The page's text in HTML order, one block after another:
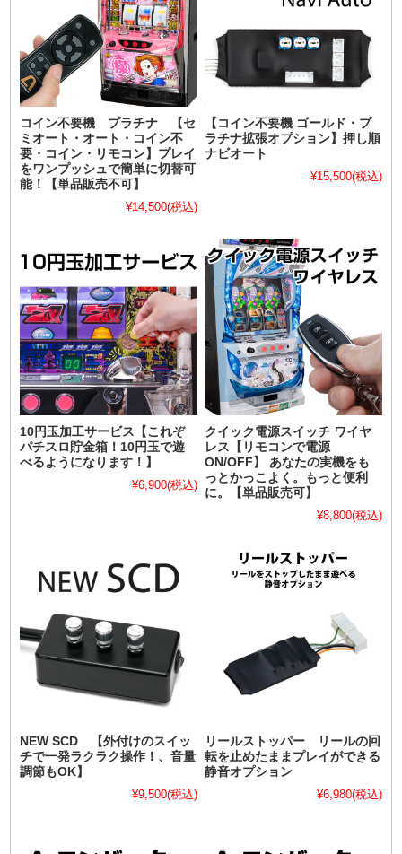
コイン不要機 プラチナ 【セ
ミオート・オート・コイン不
要・コイン・リモコン】プレイ
をワンプッシュで簡単に切替可
能！【単品販売不可】
¥14,500(税込)
【コイン不要機 ゴールド・プ
ラチナ拡張オプション】押し順
ナビオート
¥15,500(税込)
10円玉加工サービス【これぞ
パチスロ貯金箱！10円玉で遊
べるようになります！】
¥6,900(税込)
クイック電源スイッチ ワイヤ
レス【リモコンで電源
ON/OFF】 あなたの実機をも
っとかっこよく。もっと便利
に。【単品販売可】
¥8,800(税込)
NEW SCD 【外付けのスイッ
チで一発ラクラク操作！、音量
調節もOK】
¥9,500(税込)
リールストッパー リールの回
転を止めたままプレイができる
静音オプション
¥6,980(税込)